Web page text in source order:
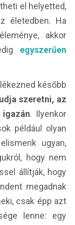
el helyetted,
életedben. Ha
akkor
egyszerűen
később
szeretni, az
. Ilyenkor
például olyan
ugyan,
hogy nem
állítják, hogy
megadnak
csak épp azt
lenne: egy